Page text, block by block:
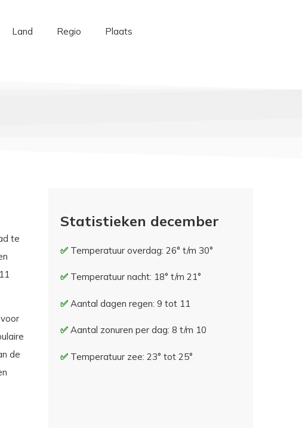
Land Regio Plaats
te
de
Statistieken december
Temperatuur overdag: 26° t/m 30°
Temperatuur nacht: 18° t/m 21°
Aantal dagen regen: 9 tot 11
Aantal zonuren per dag: 8 t/m 10
Temperatuur zee: 23° tot 25°